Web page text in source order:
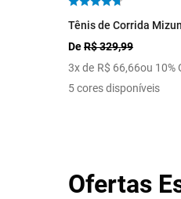
Tênis de Corrida
DeR$ 329,99
3x de R$ 66,66ou 10%
5 cores disponíveis
Ofertas